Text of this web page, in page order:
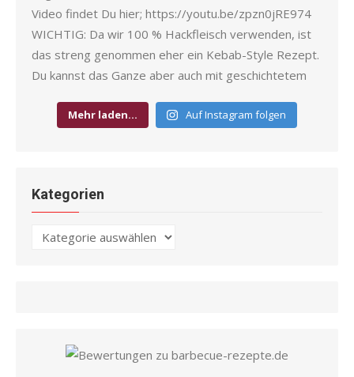
Mehr laden… Auf Instagram folgen
Kategorien
Kategorien